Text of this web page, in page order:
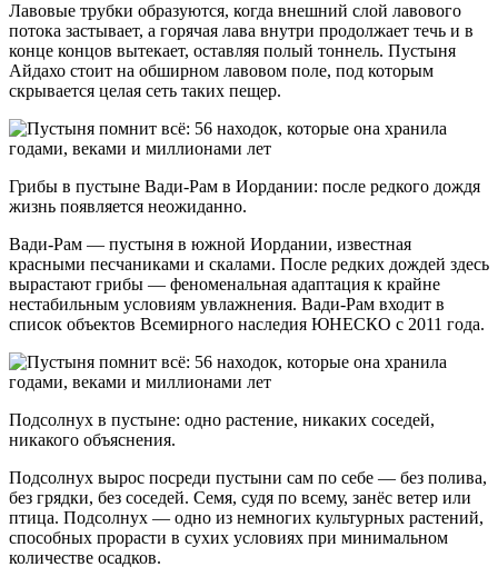
Лавовые трубки образуются, когда внешний слой лавового
потока застывает, а горячая лава внутри продолжает течь и в
конце концов вытекает, оставляя полый тоннель. Пустыня
Айдахо стоит на обширном лавовом поле, под которым
скрывается целая сеть таких пещер.
Грибы в пустыне Вади-Рам в Иордании: после редкого дождя
жизнь появляется неожиданно.
Вади-Рам — пустыня в южной Иордании, известная
красными песчаниками и скалами. После редких дождей здесь
вырастают грибы — феноменальная адаптация к крайне
нестабильным условиям увлажнения. Вади-Рам входит в
список объектов Всемирного наследия ЮНЕСКО с 2011 года.
Подсолнух в пустыне: одно растение, никаких соседей,
никакого объяснения.
Подсолнух вырос посреди пустыни сам по себе — без полива,
без грядки, без соседей. Семя, судя по всему, занёс ветер или
птица. Подсолнух — одно из немногих культурных растений,
способных прорасти в сухих условиях при минимальном
количестве осадков.